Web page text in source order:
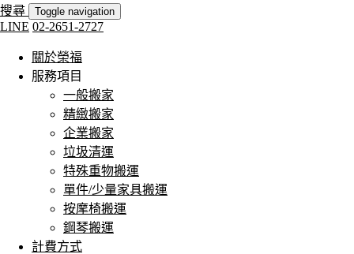
搜尋 Toggle navigation
LINE 02-2651-2727
關於榮福
服務項目
一般搬家
精緻搬家
企業搬家
垃圾清運
特殊重物搬運
單件/少量家具搬運
按摩椅搬運
鋼琴搬運
計費方式